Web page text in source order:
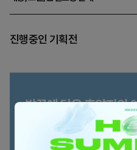
진행중인 기획전